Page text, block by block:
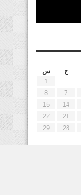
ج
س
1
7
8
14
15
21
22
28
29